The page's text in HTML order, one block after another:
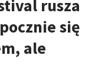
rusza
się
ale